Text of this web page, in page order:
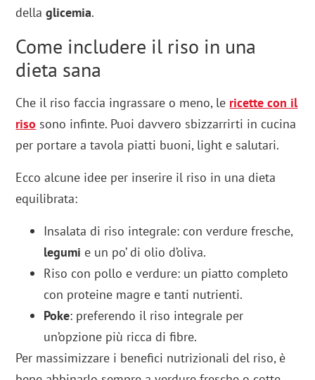
dellaglicemia.
Come includere il riso in una
dieta sana
Che il riso faccia ingrassare o meno, le ricette con il
riso sono infinte. Puoi davvero sbizzarrirti in cucina
per portare a tavola piatti buoni, light e salutari.
Ecco alcune idee per inserire il riso in una dieta
equilibrata:
Insalata di riso integrale: con verdure fresche,
legumi e un po’ di olio d’oliva.
Riso con pollo e verdure: un piatto completo
con proteine magre e tanti nutrienti.
Poke: preferendo il riso integrale per
un’opzione più ricca di fibre.
Per massimizzare i benefici nutrizionali del riso, è